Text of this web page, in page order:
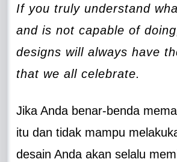
If you truly understand
and is not capable of
designs will always have
that we all celebrate.
Jika Anda benar-benda
itu dan tidak mampu
desain Anda akan selalu